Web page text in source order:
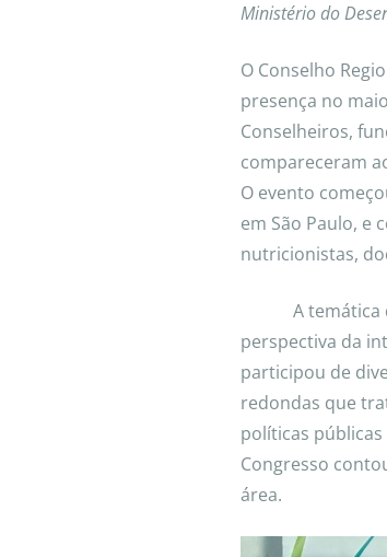
Ministério do
O Conselho
presença no
Conselheiros,
compareceram
O evento
em São Paulo, e
nutricionistas,
A temática
perspectiva da
participou de
redondas que
políticas
Congresso
área.